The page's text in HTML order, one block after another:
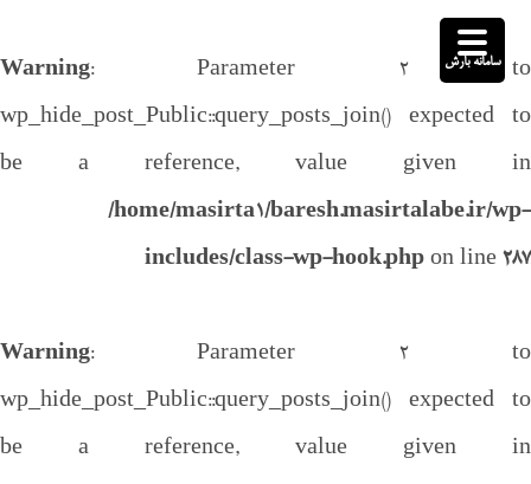
Warning: Parameter 2 to
wp_hide_post_Public::query_posts_join() expected to
be a reference, value given in
/home/masirta1/baresh.masirtalabe.ir/wp-
includes/class-wp-hook.php on line 287
Warning: Parameter 2 to
wp_hide_post_Public::query_posts_join() expected to
be a reference, value given in
سامانه بارش